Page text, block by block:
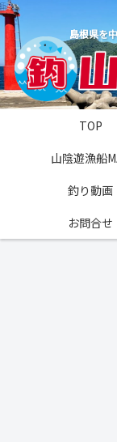
島根県を
TOP
山陰遊漁船
釣り動画
お問合せ